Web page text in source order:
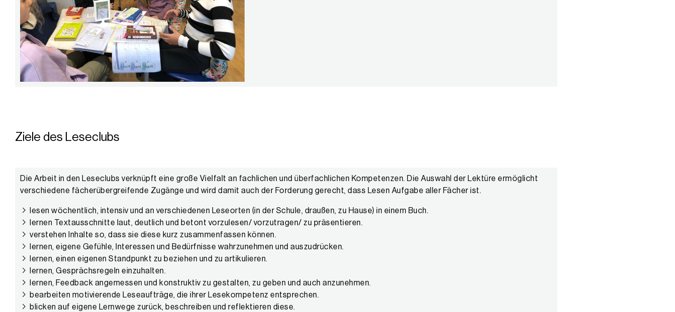
Ziele des Leseclubs
Die Arbeit in den Leseclubs verknüpft eine große Vielfalt an fachlichen und überfachlichen Kompetenzen. Die Auswahl der Lektüre ermöglicht
verschiedene fächerübergreifende Zugänge und wird damit auch der Forderung gerecht, dass Lesen Aufgabe aller Fächer ist.
lesen wöchentlich, intensiv und an verschiedenen Leseorten (in der Schule, draußen, zu Hause) in einem Buch.
lernen Textausschnitte laut, deutlich und betont vorzulesen/ vorzutragen/ zu präsentieren.
verstehen Inhalte so, dass sie diese kurz zusammenfassen können.
lernen, eigene Gefühle, Interessen und Bedürfnisse wahrzunehmen und auszudrücken.
lernen, einen eigenen Standpunkt zu beziehen und zu artikulieren.
lernen, Gesprächsregeln einzuhalten.
lernen, Feedback angemessen und konstruktiv zu gestalten, zu geben und auch anzunehmen.
bearbeiten motivierende Leseaufträge, die ihrer Lesekompetenz entsprechen.
blicken auf eigene Lernwege zurück, beschreiben und reflektieren diese.